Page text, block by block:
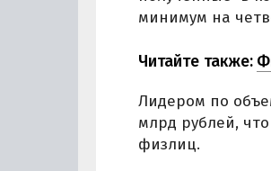
минимум на
Читайте также:
Лидером по
млрд рублей,
физлиц.